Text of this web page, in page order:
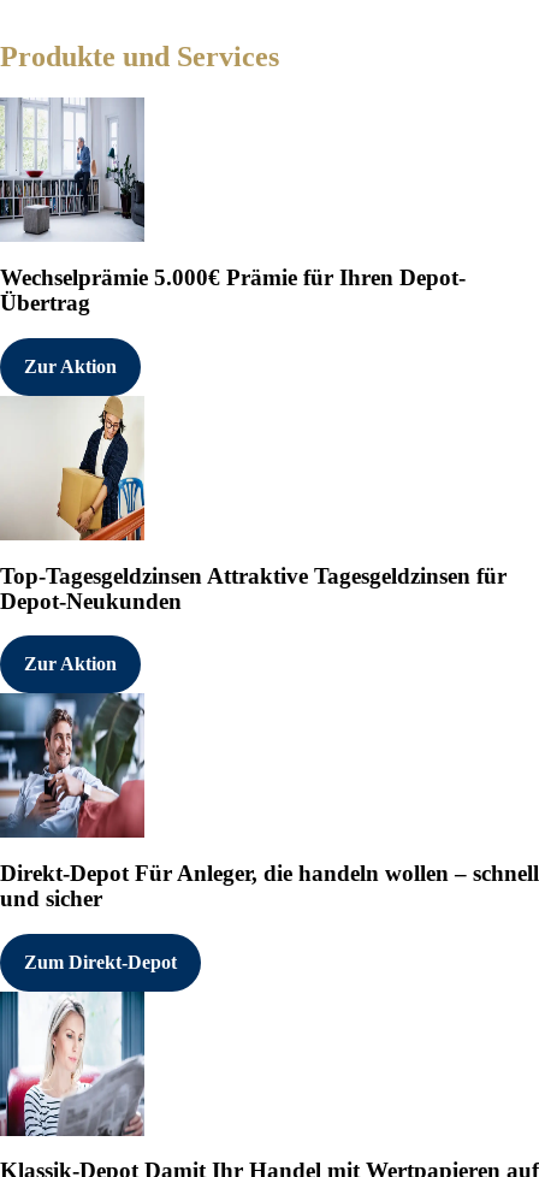
Produkte und Services
Wechselprämie 5.000€ Prämie für Ihren Depot-
Übertrag
Zur Aktion
Top-Tagesgeldzinsen Attraktive Tagesgeldzinsen für
Depot-Neukunden
Zur Aktion
Direkt-Depot Für Anleger, die handeln wollen – schnell
und sicher
Zum Direkt-Depot
Klassik-Depot Damit Ihr Handel mit Wertpapieren auf